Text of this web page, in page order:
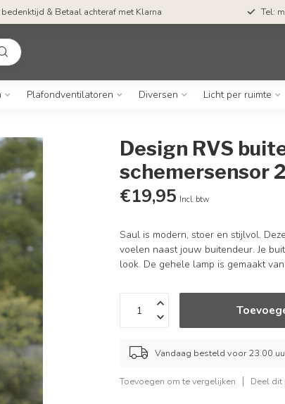
& Betaal achteraf met Klarna Tel:
Plafondventilatoren Diversen Licht per ruimte
Design RVS
schemersensor
€19,95 Incl. btw
Saul is modern, stoer en stijlvol.
voelen naast jouw buitendeur. Je
look. De gehele lamp is gemaakt
Vandaag besteld voor 23.00
Toevoegen om te vergelijken Deel